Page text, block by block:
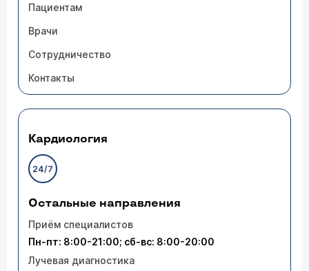
Пациентам
Врачи
Сотрудничество
Контакты
Кардиология
24/7
Остальные направления
Приём специалистов
Пн-пт: 8:00-21:00; сб-вс: 8:00-20:00
Лучевая диагностика